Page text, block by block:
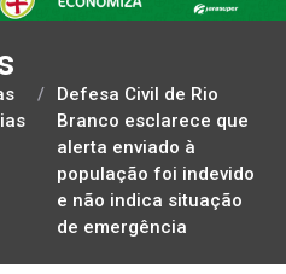
/
Defesa Civil de Rio
Branco esclarece que
alerta enviado à
população foi indevido
e não indica situação
de emergência